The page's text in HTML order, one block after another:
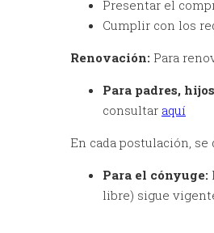
Presentar el
Cumplir con los
Renovación: Para
Para padres,
consultar aquí
En cada postulación,
Para el cónyuge:
libre) sigue